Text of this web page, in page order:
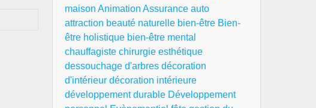
maison Animation Assurance auto
attraction beauté naturelle bien-être Bien-
être holistique bien-être mental
chauffagiste chirurgie esthétique
dessouchage d'arbres décoration
d'intérieur décoration intérieure
développement durable Développement